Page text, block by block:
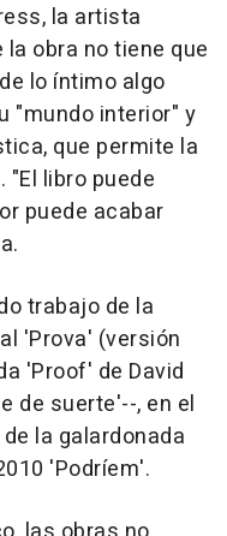
la artista
obra no tiene que
lo íntimo algo
"mundo interior" y
que permite la
libro puede
puede acabar
trabajo de la
'Prova' (versión
'Proof' de David
de suerte'--, en el
la galardonada
'Podríem'.